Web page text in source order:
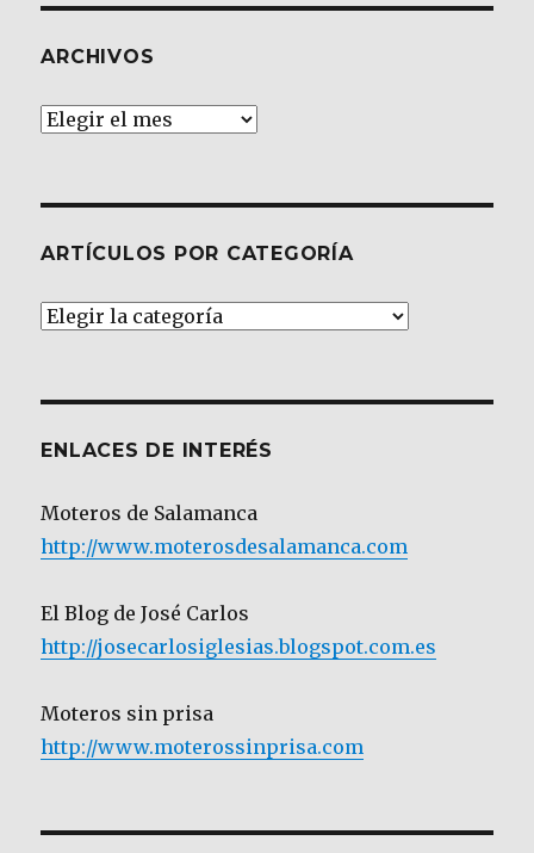
ARCHIVOS
Archivos
ARTÍCULOS POR CATEGORÍA
Artículos
ENLACES DE INTERÉS
Moteros de Salamanca
http://www.moterosdesalamanca.com
El Blog de José Carlos
http://josecarlosiglesias.blogspot.com.es
Moteros sin prisa
http://www.moterossinprisa.com